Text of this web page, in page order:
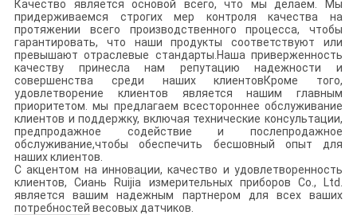
Качество является основой всего, что мы делаем. Мы
придерживаемся строгих мер контроля качества на
протяжении всего производственного процесса, чтобы
гарантировать, что наши продукты соответствуют или
превышают отраслевые стандарты.Наша приверженность
качеству принесла нам репутацию надежности и
совершенства среди наших клиентовКроме того,
удовлетворение клиентов является нашим главным
приоритетом. мы предлагаем всестороннее обслуживание
клиентов и поддержку, включая технические консультации,
предпродажное содействие и послепродажное
обслуживание,чтобы обеспечить бесшовный опыт для
наших клиентов.
С акцентом на инновации, качество и удовлетворенность
клиентов, Сиань Ruijia измерительных приборов Co., Ltd.
является вашим надежным партнером для всех ваших
потребностей весовых датчиков.